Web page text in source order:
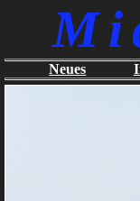
Neues